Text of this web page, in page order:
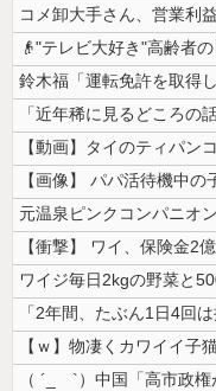
鈴木福「運転免許を取得
【動画】タイのティパン
元温泉ピンクコンパニオ
ワイジ毎日2kgの野菜と
【ｗ】物凄くカワイイ子